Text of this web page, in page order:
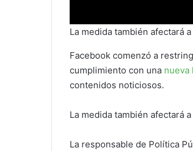
La medida también afectará
Facebook comenzó a
cumplimiento con una nueva
contenidos noticiosos.
La medida también afectará
La responsable de Política